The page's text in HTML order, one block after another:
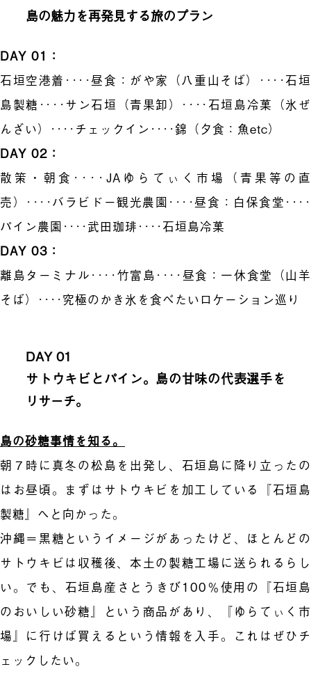
島の魅力を再発見する旅のプラン
DAY 01：
石垣空港着････昼食：がや家（八重山そば）････石垣
島製糖････サン石垣（青果卸）････石垣島冷菓（氷ぜ
んざい）････チェックイン････錦（夕食：魚etc）
DAY 02：
散策・朝食････JAゆらてぃく市場（青果等の直
売）････バラビドー観光農園････昼食：白保食堂････
パイン農園････武田珈琲････石垣島冷菓
DAY 03：
離島ターミナル････竹富島････昼食：一休食堂（山羊
そば）････究極のかき氷を食べたいロケーション巡り
DAY 01
サトウキビとパイン。島の甘味の代表選手を
リサーチ。
島の砂糖事情を知る。
朝７時に真冬の松島を出発し、石垣島に降り立ったの
はお昼頃。まずはサトウキビを加工している『石垣島
製糖』へと向かった。
沖縄＝黒糖というイメージがあったけど、ほとんどの
サトウキビは収穫後、本土の製糖工場に送られるらし
い。でも、石垣島産さとうきび100％使用の『石垣島
のおいしい砂糖』という商品があり、『ゆらてぃく市
場』に行けば買えるという情報を入手。これはぜひチ
ェックしたい。